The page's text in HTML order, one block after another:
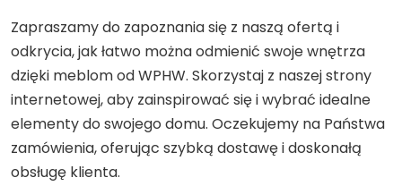
Zapraszamy do zapoznania się z naszą ofertą i
odkrycia, jak łatwo można odmienić swoje wnętrza
dzięki meblom od WPHW. Skorzystaj z naszej strony
internetowej, aby zainspirować się i wybrać idealne
elementy do swojego domu. Oczekujemy na Państwa
zamówienia, oferując szybką dostawę i doskonałą
obsługę klienta.